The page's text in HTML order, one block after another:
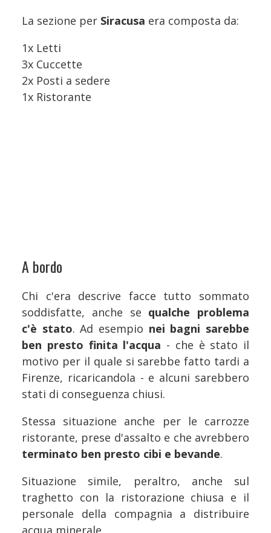
La sezione per Siracusa era composta da:
1x Letti
3x Cuccette
2x Posti a sedere
1x Ristorante
A bordo
Chi c'era descrive facce tutto sommato
soddisfatte, anche se qualche problema
c'è stato. Ad esempio nei bagni sarebbe
ben presto finita l'acqua - che è stato il
motivo per il quale si sarebbe fatto tardi a
Firenze, ricaricandola - e alcuni sarebbero
stati di conseguenza chiusi.
Stessa situazione anche per le carrozze
ristorante, prese d'assalto e che avrebbero
terminato ben presto cibi e bevande.
Situazione simile, peraltro, anche sul
traghetto con la ristorazione chiusa e il
personale della compagnia a distribuire